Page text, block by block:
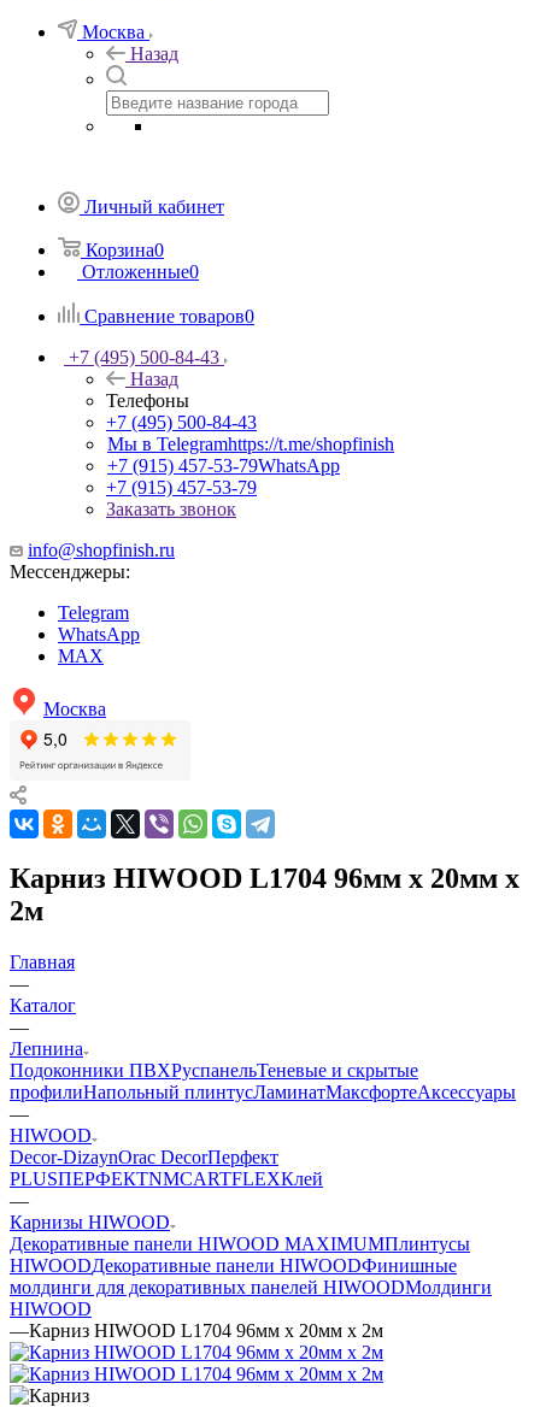
Москва
Назад
Личный кабинет
Корзина0
Отложенные0
Сравнение товаров0
+7 (495) 500-84-43
Назад
Телефоны
+7 (495) 500-84-43
Мы в Telegramhttps://t.me/shopfinish
+7 (915) 457-53-79WhatsApp
+7 (915) 457-53-79
Заказать звонок
info@shopfinish.ru
Мессенджеры:
Telegram
WhatsApp
MAX
Москва
Карниз HIWOOD L1704 96мм х 20мм х
2м
Главная
—
Каталог
—
Лепнина
Подоконники ПВХРуспанельТеневые и скрытые
профилиНапольный плинтусЛаминатМаксфортеАксессуары
—
HIWOOD
Decor-DizaynOrac DecorПерфект
PLUSПЕРФЕКТNMCARTFLEXКлей
—
Карнизы HIWOOD
Декоративные панели HIWOOD MAXIMUMПлинтусы
HIWOODДекоративные панели HIWOODФинишные
молдинги для декоративных панелей HIWOODМолдинги
HIWOOD
—Карниз HIWOOD L1704 96мм х 20мм х 2м